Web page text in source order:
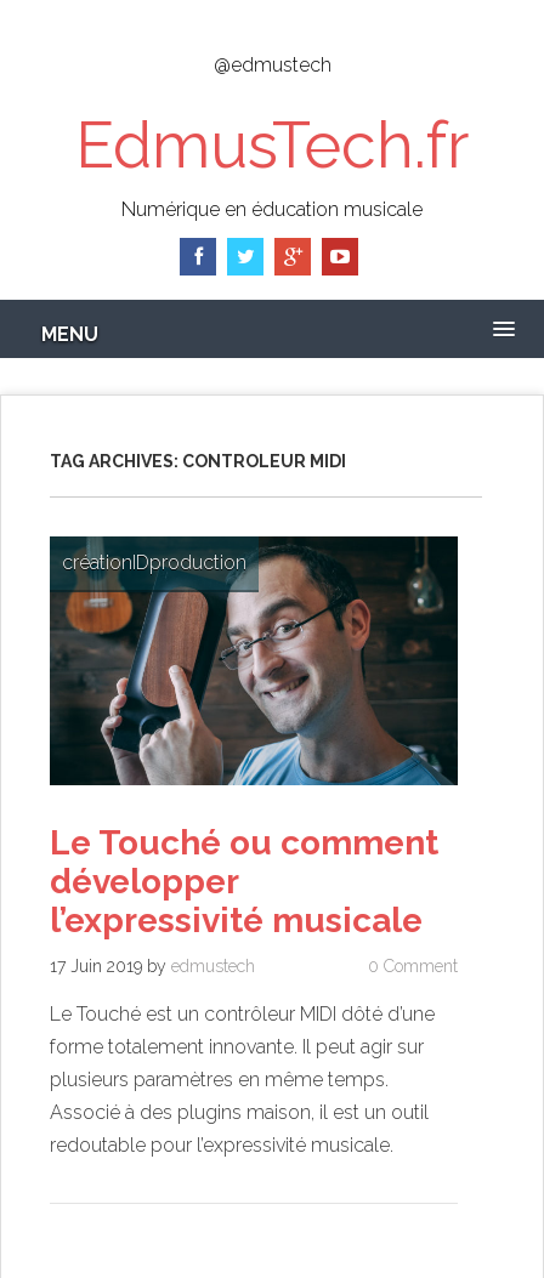
@edmustech
EdmusTech.fr
Numérique en éducation musicale
MENU
TAG ARCHIVES: CONTROLEUR MIDI
créationIDproduction
Le Touché ou comment
développer
l’expressivité musicale
17 Juin 2019 by edmustech 0 Comment
Le Touché est un contrôleur MIDI dôté d’une
forme totalement innovante. Il peut agir sur
plusieurs paramètres en même temps.
Associé à des plugins maison, il est un outil
redoutable pour l’expressivité musicale.